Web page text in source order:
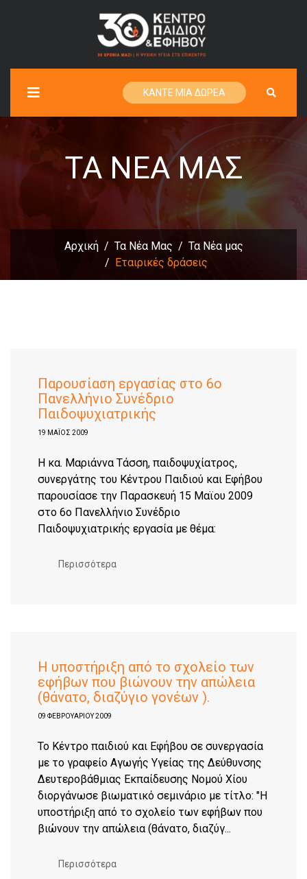
ΚΑΝΤΕ ΜΙΑ ΔΩΡΕΑ
ΤΑ ΝΈΑ ΜΑΣ
Αρχική Τα Νέα Μας
Τα Νέα μας
Εταιρικές δράσεις
Παρουσίαση εργασίας στο 6ο
Πανελλήνιο Συνέδριο
Παιδοψυχιατρικής
19 ΜΑΪΟΣ 2009
Η κα. Μαριάννα Τάσση, παιδοψυχίατρος,
συνεργάτης του Κέντρου Παιδιού και Εφήβου
παρουσίασε την Παρασκευή 15 Μαϊου 2009
στο 6ο Πανελλήνιο Συνέδριο
Παιδοψυχιατρικής εργασία με θέμα:
Περισσότερα
Η υποστήριξη από το σχολείο των
εφήβων που βιώνουν την απώλεια
(θάνατο, διαζύγιο γονέων ).
09 ΦΕΒΡΟΥΑΡΊΟΥ 2009
Το Κέντρο παιδιού και Εφήβου σε συνεργασία
με το γραφείο Αγωγής Υγείας της Δεύθυνσης
Δευτεροβάθμιας Εκπαίδευσης Νομού Χίου
διοργάνωσε βιωματικό σεμινάριο με τίτλο: "Η
υποστήριξη από το σχολείο των εφήβων που
βιώνουν την απώλεια (θάνατο, διαζύγ...
Περισσότερα